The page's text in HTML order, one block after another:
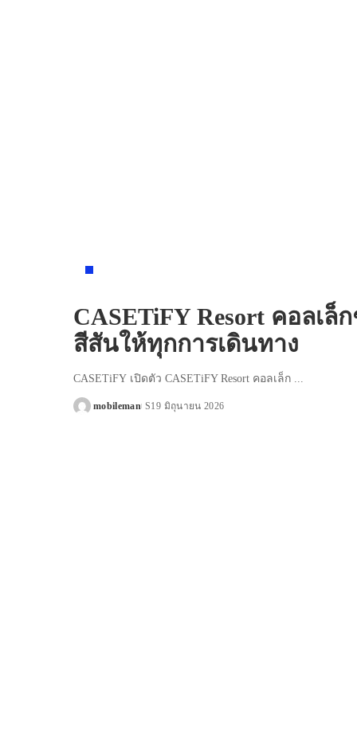
CASETiFY Resort คอลเ
สีสันให้ทุกการเดินทาง
CASETiFY เปิดตัว CASETiFY Resort คอลเล็ก
Posted
mobileman 19 มิถุนายน 2026